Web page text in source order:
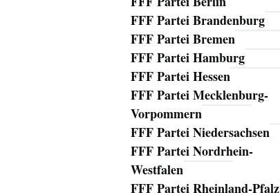
FFF Partei Brandenburg
FFF Partei Bremen
FFF Partei Hamburg
FFF Partei Hessen
FFF Partei Mecklenburg-
Vorpommern
FFF Partei Niedersachsen
FFF Partei Nordrhein-
Westfalen
FFF Partei Rheinland-Pfalz